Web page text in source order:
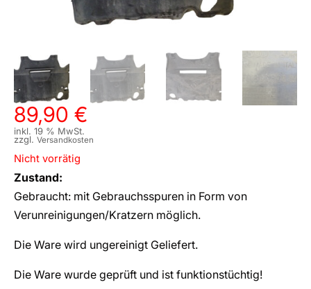
89,90 €
inkl. 19 % MwSt.
zzgl. Versandkosten
Nicht vorrätig
Zustand:
Gebraucht: mit Gebrauchsspuren in Form von
Verunreinigungen/Kratzern möglich.
Die Ware wird ungereinigt Geliefert.
Die Ware wurde geprüft und ist funktionstüchtig!